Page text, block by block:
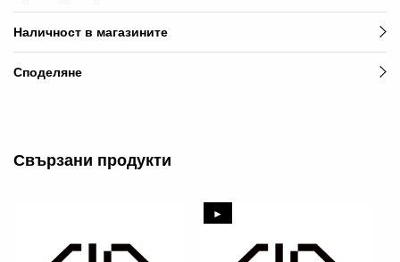
Наличност в магазините
Споделяне
Свързани продукти
►